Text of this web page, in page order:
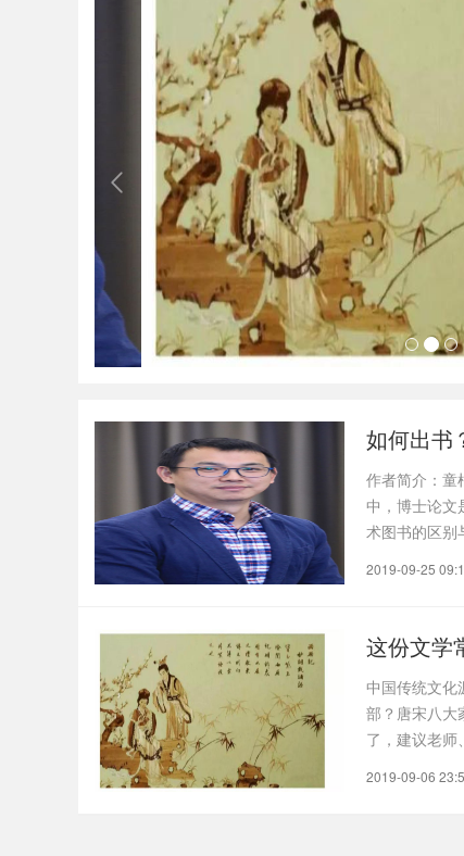
如何出书
作者简介：童
中，博士论文
术图书的区别
2019-09-25
这份文学
中国传统文化
部？唐宋八大
了，建议老师
2019-09-06